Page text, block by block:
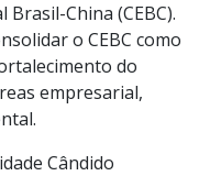
China (CEBC).
o CEBC como
do
empresarial,
Cândido